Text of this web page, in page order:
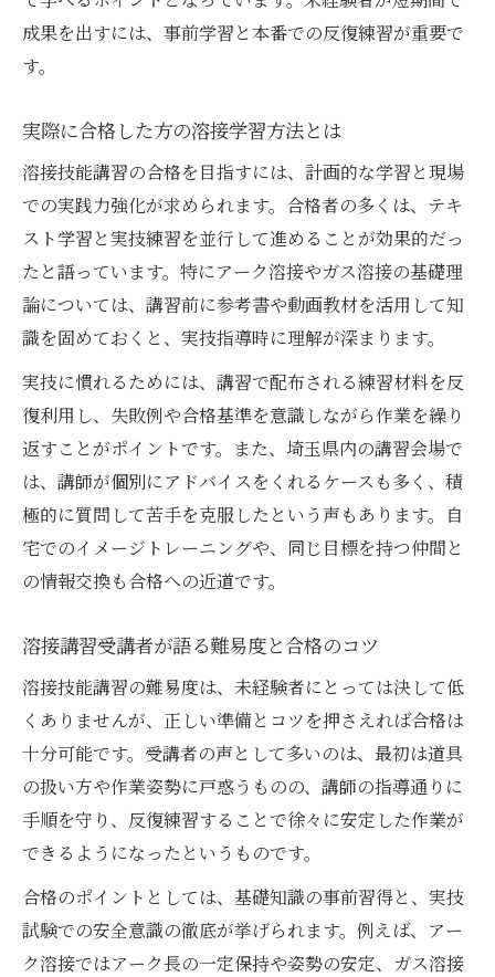
成果を出すには、事前学習と本番での反復練習が重要で
す。
実際に合格した方の溶接学習方法とは
溶接技能講習の合格を目指すには、計画的な学習と現場
での実践力強化が求められます。合格者の多くは、テキ
スト学習と実技練習を並行して進めることが効果的だっ
たと語っています。特にアーク溶接やガス溶接の基礎理
論については、講習前に参考書や動画教材を活用して知
識を固めておくと、実技指導時に理解が深まります。
実技に慣れるためには、講習で配布される練習材料を反
復利用し、失敗例や合格基準を意識しながら作業を繰り
返すことがポイントです。また、埼玉県内の講習会場で
は、講師が個別にアドバイスをくれるケースも多く、積
極的に質問して苦手を克服したという声もあります。自
宅でのイメージトレーニングや、同じ目標を持つ仲間と
の情報交換も合格への近道です。
溶接講習受講者が語る難易度と合格のコツ
溶接技能講習の難易度は、未経験者にとっては決して低
くありませんが、正しい準備とコツを押さえれば合格は
十分可能です。受講者の声として多いのは、最初は道具
の扱い方や作業姿勢に戸惑うものの、講師の指導通りに
手順を守り、反復練習することで徐々に安定した作業が
できるようになったというものです。
合格のポイントとしては、基礎知識の事前習得と、実技
試験での安全意識の徹底が挙げられます。例えば、アー
ク溶接ではアーク長の一定保持や姿勢の安定、ガス溶接